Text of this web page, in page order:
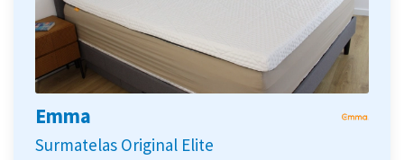
Emma
Surmatelas Original Elite